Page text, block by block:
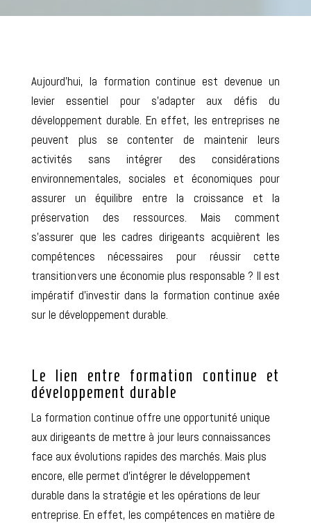
Aujourd’hui, la formation continue est devenue un
levier essentiel pour s’adapter aux défis du
développement durable. En effet, les entreprises ne
peuvent plus se contenter de maintenir leurs
activités sans intégrer des
considérations
environnementales, sociales et économiques pour
assurer un équilibre entre la croissance et la
préservation des ressources.
Mais comment
s’assurer que les cadres dirigeants acquièrent les
compétences nécessaires pour réussir cette
transition vers une économie plus responsable ? Il est
impératif d’investir dans la formation continue axée
sur le développement durable.
Le lien entre formation continue et
développement durable
La formation continue offre une opportunité unique
aux dirigeants de mettre à jour leurs connaissances
face aux évolutions rapides des marchés. Mais plus
encore, elle permet d’intégrer le développement
durable dans la stratégie et les opérations de leur
entreprise. En effet, les compétences en matière de